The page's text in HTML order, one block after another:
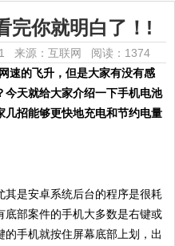
完你就明白了！!
来源：互联网 阅读：1374
速的飞升，但是大家有没有感
今天就给大家介绍一下手机电池
几招能够更快地充电和节约电量
是安卓系统后台的程序是很耗
底部案件的手机大多数是右键或
手机就按住屏幕底部上划，出